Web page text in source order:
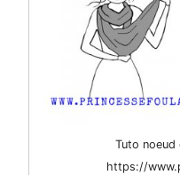
Tuto noeud
https://